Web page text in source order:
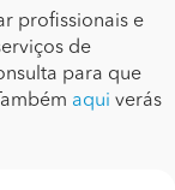
profissionais e
de
para que
aqui verás